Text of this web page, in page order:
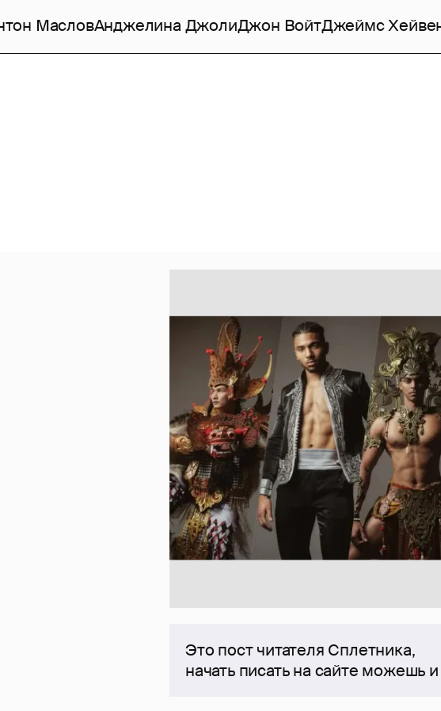
МасловАнджелина ДжолиДжон ВойтДжеймс
Это пост читателя Сплетника,
начать писать на сайте можешь